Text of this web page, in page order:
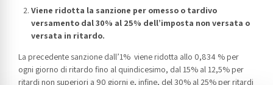
Viene ridotta la sanzione per omesso o tardivo
versamento dal 30% al 25% dell’imposta non versata o
versata in ritardo.
La precedente sanzione dall’1% viene ridotta allo 0,834 % per
ogni giorno di ritardo fino al quindicesimo, dal 15% al 12,5% per
ritardi non superiori a 90 giorni e, infine, del 30% al 25% per ritardi